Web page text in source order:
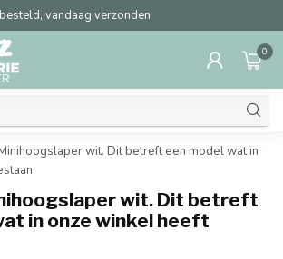
vandaag verzonden
0
wit. Dit betreft een model wat in
wit. Dit betreft
in onze winkel heeft